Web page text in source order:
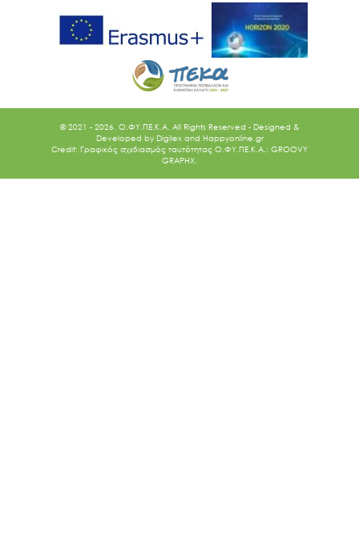
© 2021 - 2026. O.ΦΥ.ΠΕ.Κ.Α. All Rights Reserved - Designed &
Developed by Digilex and Happyonline.gr
Credit: Γραφικός σχεδιασμός ταυτότητας Ο.ΦΥ.ΠΕ.Κ.Α.: GROOVY
GRAPHX.